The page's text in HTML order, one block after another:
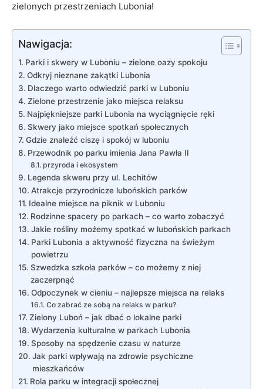
zielonych przestrzeniach Lubonia!
Nawigacja:
Parki i skwery w Luboniu​ –⁣ zielone ⁣oazy spokoju
Odkryj nieznane zakątki Lubonia
Dlaczego warto odwiedzić parki w Luboniu
Zielone przestrzenie jako⁤ miejsca ⁤relaksu
Najpiękniejsze parki Lubonia ⁤na ⁢wyciągnięcie ręki
Skwery jako⁢ miejsce ‍spotkań społecznych
Gdzie znaleźć ciszę​ i spokój w luboniu
Przewodnik po ⁣parku imienia Jana Pawła II
przyroda i ekosystem
Legenda skweru przy ul. Lechitów
Atrakcje przyrodnicze lubońskich ​parków
Idealne miejsce na piknik w Luboniu
Rodzinne spacery po⁢ parkach – co warto zobaczyć
Jakie rośliny możemy ⁣spotkać w lubońskich parkach
Parki Lubonia a aktywność fizyczna na świeżym
⁢powietrzu
Szwedzka‌ szkoła parków – co możemy z niej
zaczerpnąć
Odpoczynek‌ w cieniu – najlepsze miejsca na relaks
Co zabrać ze sobą na relaks w parku?
Zielony Luboń – jak dbać o ​lokalne parki
Wydarzenia kulturalne w parkach Lubonia
Sposoby na spędzenie czasu w ‍naturze
Jak parki wpływają na zdrowie psychiczne
mieszkańców
Rola parku w integracji społecznej